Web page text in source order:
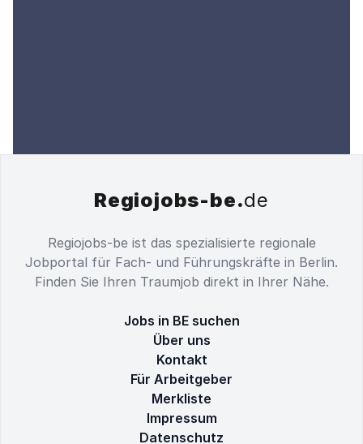
Regiojobs-be.de
Regiojobs-be ist das spezialisierte regionale
Jobportal für Fach- und Führungskräfte in Berlin.
Finden Sie Ihren Traumjob direkt in Ihrer Nähe.
Jobs in BE suchen
Über uns
Kontakt
Für Arbeitgeber
Merkliste
Impressum
Datenschutz